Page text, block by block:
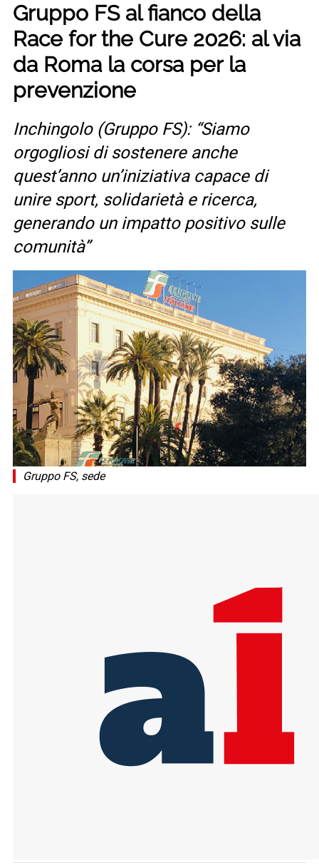
Gruppo FS al fianco della
Race for the Cure 2026: al via
da Roma la corsa per la
prevenzione
Inchingolo (Gruppo FS): “Siamo
orgogliosi di sostenere anche
quest’anno un’iniziativa capace di
unire sport, solidarietà e ricerca,
generando un impatto positivo sulle
comunità”
Gruppo FS, sede